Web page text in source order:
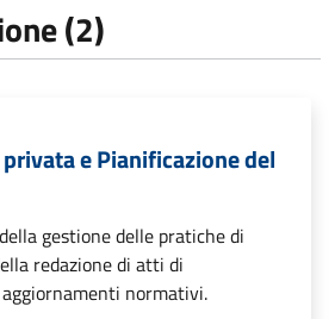
(2)
e Pianificazione del
gestione delle pratiche di
redazione di atti di
normativi.